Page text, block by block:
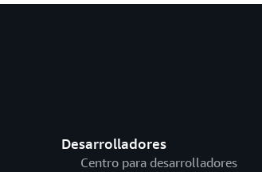
Desarrolladores
Centro para desarrolladores